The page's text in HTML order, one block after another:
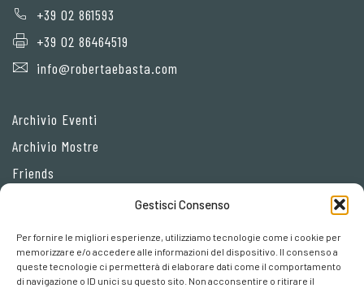
Gestisci Consenso
Per fornire le migliori esperienze, utilizziamo tecnologie come i cookie per
memorizzare e/o accedere alle informazioni del dispositivo. Il consenso a
queste tecnologie ci permetterà di elaborare dati come il comportamento
di navigazione o ID unici su questo sito. Non acconsentire o ritirare il
+39 02 861593
+39 02 86464519
info@robertaebasta.com
Archivio Eventi
Archivio Mostre
Friends
Cookie policy
Preferenze cookies